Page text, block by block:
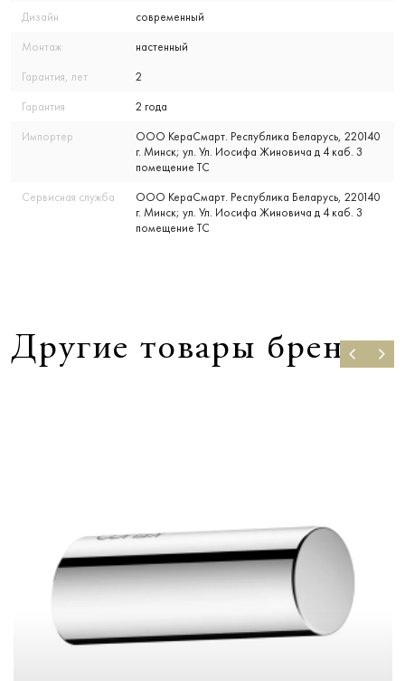
Дизайн современный
Монтаж настенный
Гарантия, лет 2
Гарантия 2 года
Импортер
ООО КераСмарт. Республика Беларусь, 220140
г. Минск; ул. Ул. Иосифа Жиновича д 4 каб. 3
помещение ТС
Сервисная служба
ООО КераСмарт. Республика Беларусь, 220140
г. Минск; ул. Ул. Иосифа Жиновича д 4 каб. 3
помещение ТС
Другие товары бренда